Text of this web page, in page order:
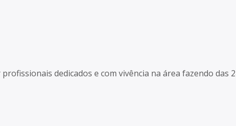
dedicados e com vivência na área fazendo